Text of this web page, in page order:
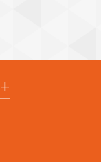
+